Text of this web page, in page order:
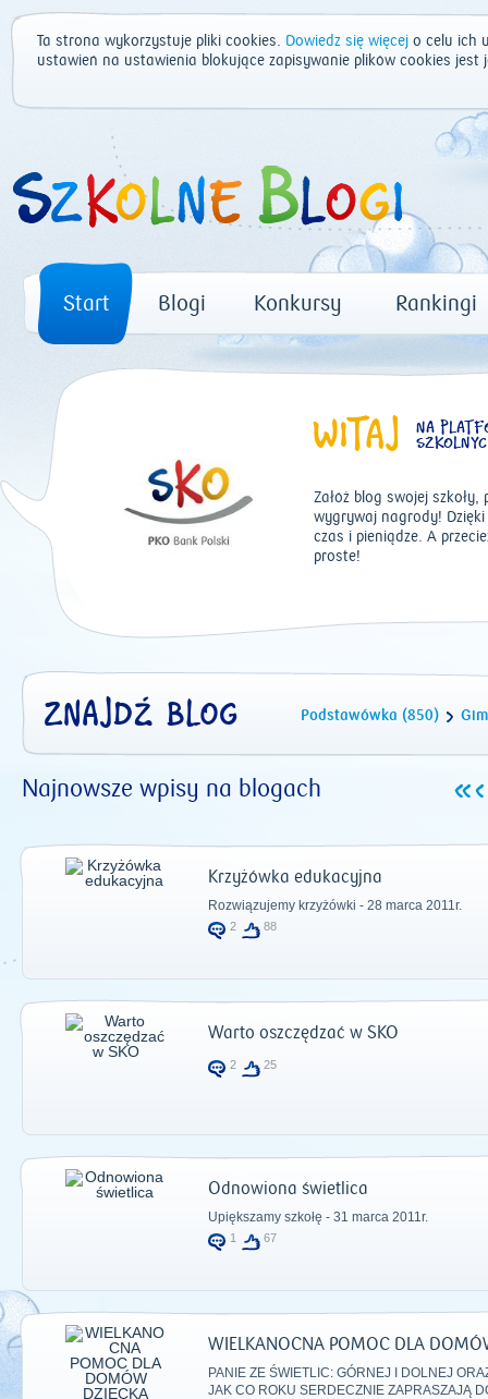
Ta strona wykorzystuje pliki cookies. Dowiedz się więcej o celu ich
ustawień na ustawienia blokujące zapisywanie plików cookies
Start Blogi Konkursy Rankingi
WITAJ NA
Załóż blog swojej
wygrywaj nagrody!
czas i pieniądze. A
proste!
ZNAJDŹ BLOG Podstawówka (850)
Najnowsze wpisy na blogach
Krzyżówka edukacyjna
Rozwiązujemy krzyżówki - 28 marca 2011r.
2 88
Warto oszczędzać w SKO
2 25
Odnowiona świetlica
Upiększamy szkołę - 31 marca 2011r.
1 67
WIELKANOCNA POMOC DLA
PANIE ZE ŚWIETLIC: GÓRNEJ I DOLNEJ
JAK CO ROKU SERDECZNIE ZAPRASZAJĄ